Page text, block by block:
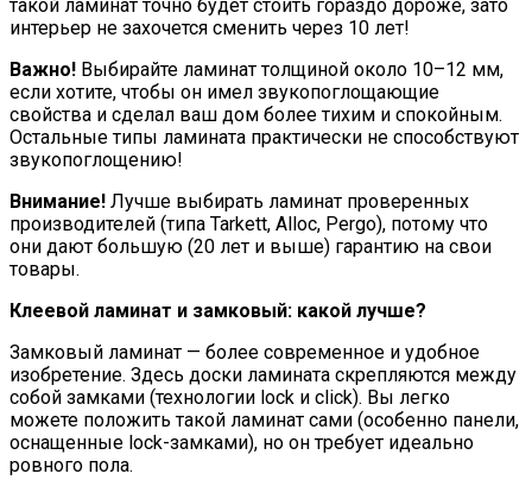
такой ламинат точно будет стоить гораздо дороже, зато
интерьер не захочется сменить через 10 лет!
Важно! Выбирайте ламинат толщиной около 10–12 мм,
если хотите, чтобы он имел звукопоглощающие
свойства и сделал ваш дом более тихим и спокойным.
Остальные типы ламината практически не способствуют
звукопоглощению!
Внимание! Лучше выбирать ламинат проверенных
производителей (типа Tarkett, Alloc, Pergo), потому что
они дают большую (20 лет и выше) гарантию на свои
товары.
Клеевой ламинат и замковый: какой лучше?
Замковый ламинат — более современное и удобное
изобретение. Здесь доски ламината скрепляются между
собой замками (технологии lock и click). Вы легко
можете положить такой ламинат сами (особенно панели,
оснащенные lock-замками), но он требует идеально
ровного пола.